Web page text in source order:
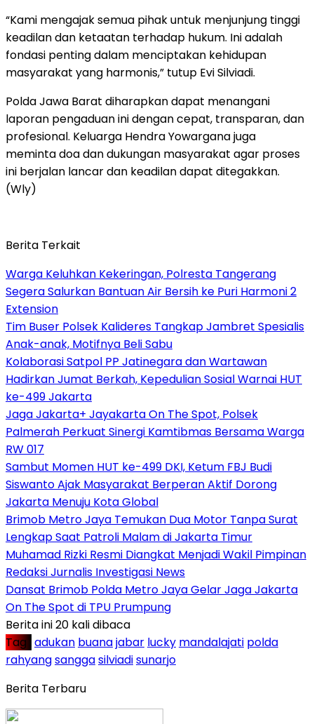
“Kami mengajak semua pihak untuk menjunjung tinggi
keadilan dan ketaatan terhadap hukum. Ini adalah
fondasi penting dalam menciptakan kehidupan
masyarakat yang harmonis,” tutup Evi Silviadi.
Polda Jawa Barat diharapkan dapat menangani
laporan pengaduan ini dengan cepat, transparan, dan
profesional. Keluarga Hendra Yowargana juga
meminta doa dan dukungan masyarakat agar proses
ini berjalan lancar dan keadilan dapat ditegakkan.
(Wly)
Berita Terkait
Warga Keluhkan Kekeringan, Polresta Tangerang
Segera Salurkan Bantuan Air Bersih ke Puri Harmoni 2
Extension
Tim Buser Polsek Kalideres Tangkap Jambret Spesialis
Anak-anak, Motifnya Beli Sabu
Kolaborasi Satpol PP Jatinegara dan Wartawan
Hadirkan Jumat Berkah, Kepedulian Sosial Warnai HUT
ke-499 Jakarta
Jaga Jakarta+ Jayakarta On The Spot, Polsek
Palmerah Perkuat Sinergi Kamtibmas Bersama Warga
RW 017
Sambut Momen HUT ke-499 DKI, Ketum FBJ Budi
Siswanto Ajak Masyarakat Berperan Aktif Dorong
Jakarta Menuju Kota Global
Brimob Metro Jaya Temukan Dua Motor Tanpa Surat
Lengkap Saat Patroli Malam di Jakarta Timur
Muhamad Rizki Resmi Diangkat Menjadi Wakil Pimpinan
Redaksi Jurnalis Investigasi News
Dansat Brimob Polda Metro Jaya Gelar Jaga Jakarta
On The Spot di TPU Prumpung
Berita ini 20 kali dibaca
Tag : adukan buanajabar lucky mandalajati polda
rahyangsanggasilviadisunarjo
Berita Terbaru